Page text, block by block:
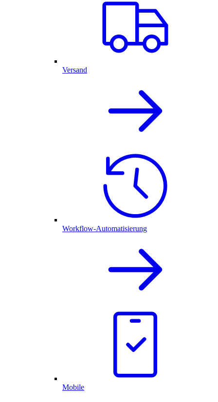
Versand
Workflow-Automatisierung
Mobile